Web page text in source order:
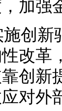
新
改革
创新
对外